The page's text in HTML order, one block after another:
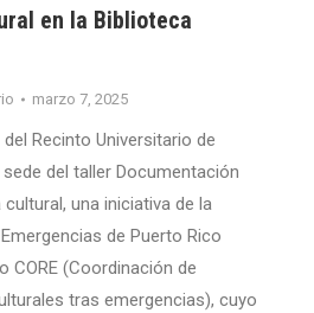
en la Biblioteca
marzo 7, 2025
Recinto Universitario de
del taller Documentación
una iniciativa de la
de Puerto Rico
CORE (Coordinación de
tras emergencias), cuyo